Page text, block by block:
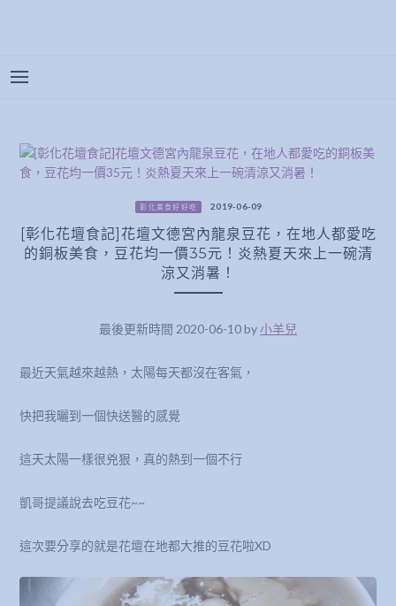
彰化美食好好吃 2019-06-09
[彰化花壇食記]花壇文德宮內龍泉豆花，在地人都愛吃
的銅板美食，豆花均一價35元！炎熱夏天來上一碗清
涼又消暑！
最後更新時間 2020-06-10 by 小羊兒
最近天氣越來越熱，太陽每天都沒在客氣，
快把我曬到一個快送醫的感覺
這天太陽一樣很兇狠，真的熱到一個不行
凱哥提議說去吃豆花~~
這次要分享的就是花壇在地都大推的豆花啦XD